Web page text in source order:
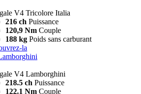
V4 Tricolore Italia
216 ch Puissance
120,9 Nm Couple
188 kg Poids sans carburant
la
V4 Lamborghini
218.5 ch Puissance
122.1 Nm Couple